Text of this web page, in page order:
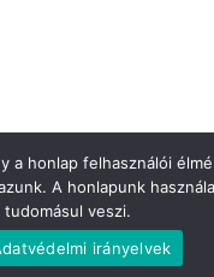
a honlap felhasználói
A honlapunk
veszi.
irányelvek